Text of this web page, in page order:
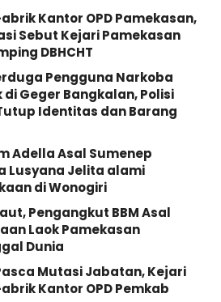
Kantor OPD Pamekasan,
Sebut Kejari Pamekasan
DBHCHT
Pengguna Narkoba
di Geger Bangkalan, Polisi
Identitas dan Barang
Adella Asal Sumenep
Lusyana Jelita alami
di Wonogiri
Pengangkut BBM Asal
Laok Pamekasan
Dunia
Mutasi Jabatan, Kejari
Kantor OPD Pemkab